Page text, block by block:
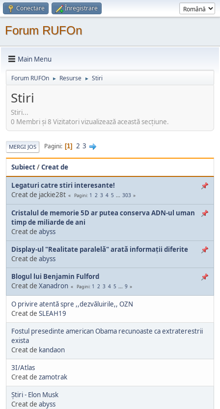
Conectare Înregistrare
Forum RUFOn
Main Menu
Forum RUFOn ► Resurse ► Stiri
Stiri
Stiri...
0 Membri şi 8 Vizitatori vizualizează această secțiune.
MERGI JOS Pagini 1 2 3
Subiect/Creat de
Legaturi catre stiri interesante!
Creat de jackie28t
Pagini 1 2 3 4 5 ... 303
Cristalul de memorie 5D ar putea conserva ADN-ul uman
timp de miliarde de ani
Creat de abyss
Display-ul "Realitate paralelă" arată informații diferite
Creat de abyss
Blogul lui Benjamin Fulford
Creat de Xanadron Pagini 1 2 3 4 5 ... 9
O privire atentă spre ,,dezvăluirile,, OZN
Creat de SLEAH19
Fostul presedinte american Obama recunoaste ca extraterestrii
exista
Creat de kandaon
3I/Atlas
Creat de zamotrak
Știri - Elon Musk
Creat de abyss